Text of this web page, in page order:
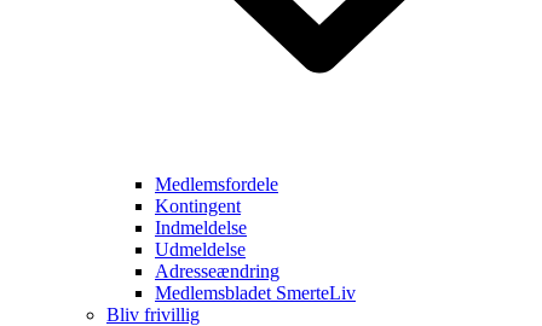
Medlemsfordele
Kontingent
Indmeldelse
Udmeldelse
Adresseændring
Medlemsbladet SmerteLiv
Bliv frivillig